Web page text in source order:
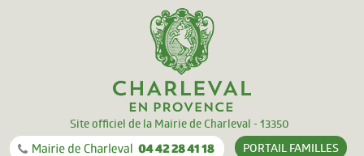
Site officiel de la Mairie de Charleval - 13350
PORTAIL FAMILLES